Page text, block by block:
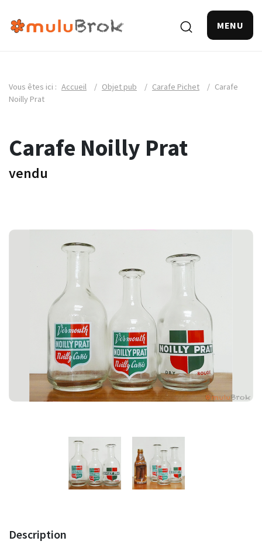
MENU
Vous êtes ici : Accueil / Objet pub / Carafe Pichet / Carafe
Noilly Prat
Carafe Noilly Prat
vendu
Description